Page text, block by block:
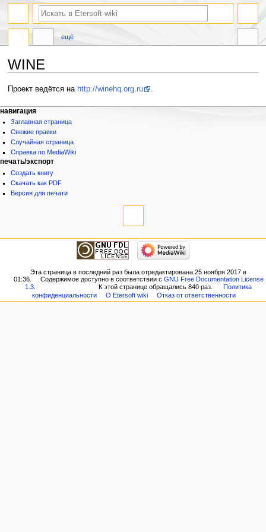
WINE
Перейти
навигации
Перейти
поиску
Проект ведётся на http://winehq.org.ru
ещё
навигация
Заглавная страница
Свежие правки
Случайная страница
Справка по MediaWiki
печать/экспорт
Создать книгу
Скачать как PDF
Версия для печати
Эта страница в последний раз была отредактирована 25 ноября 2017 в
01:36.
Содержимое доступно в соответствии с GNU Free Documentation License
1.3
К этой странице обращались 840 раз.
Политика
конфиденциальности
О Etersoft wiki Отказ от ответственности